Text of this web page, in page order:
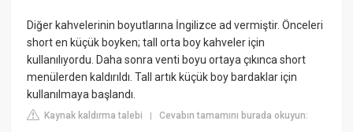
Diğer kahvelerinin boyutlarına İngilizce ad vermiştir. Önceleri
short en küçük boyken; tall orta boy kahveler için
kullanılıyordu. Daha sonra venti boyu ortaya çıkınca short
menülerden kaldırıldı. Tall artık küçük boy bardaklar için
kullanılmaya başlandı.
Kaynak kaldırma talebi |Cevabın tamamını burada okuyun: